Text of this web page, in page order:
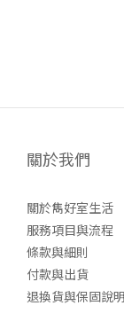
關於我們
關於雋好室生活
服務項目與流程
條款與細則
付款與出貨
退換貨與保固說明